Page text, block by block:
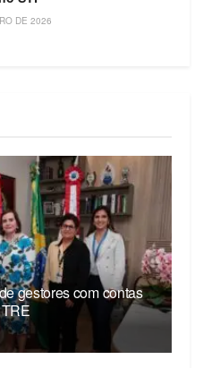
DE 2026
gestores com contas